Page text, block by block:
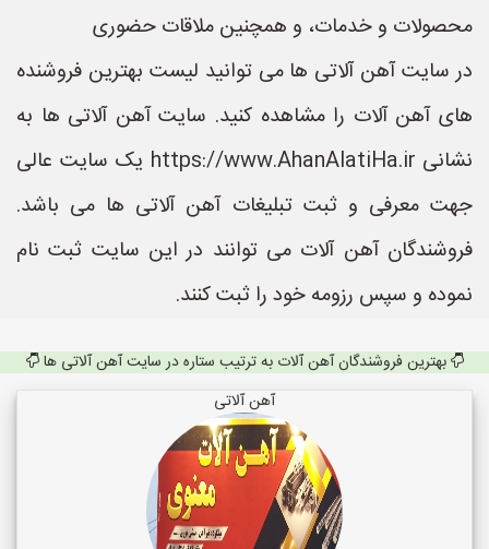
محصولات و خدمات، و همچنین ملاقات حضوری
در سایت آهن آلاتی ها می توانید لیست بهترین فروشنده
های آهن آلات را مشاهده کنید. سایت آهن آلاتی ها به
نشانی https://www.AhanAlatiHa.ir یک سایت عالی
جهت معرفی و ثبت تبلیغات آهن آلاتی ها می باشد.
فروشندگان آهن آلات می توانند در این سایت ثبت نام
نموده و سپس رزومه خود را ثبت کنند.
بهترین فروشندگان آهن آلات به ترتیب ستاره در سایت آهن آلاتی ها
آهن آلاتی